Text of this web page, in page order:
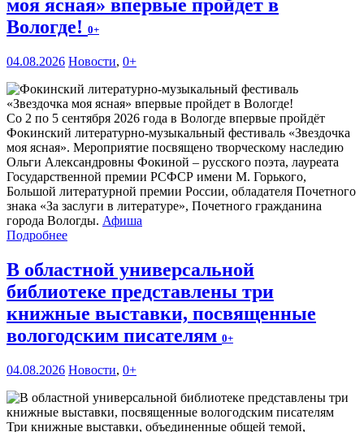
моя ясная» впервые пройдет в
Вологде! 0+
04.08.2026 Новости, 0+
Со 2 по 5 сентября 2026 года в Вологде впервые пройдёт
Фокинский литературно-музыкальный фестиваль «Звездочка
моя ясная». Мероприятие посвящено творческому наследию
Ольги Александровны Фокиной – русского поэта, лауреата
Государственной премии РСФСР имени М. Горького,
Большой литературной премии России, обладателя Почетного
знака «За заслуги в литературе», Почетного гражданина
города Вологды. Афиша
Подробнее
В областной универсальной
библиотеке представлены три
книжные выставки, посвященные
вологодским писателям 0+
04.08.2026 Новости, 0+
Три книжные выставки, объединенные общей темой,